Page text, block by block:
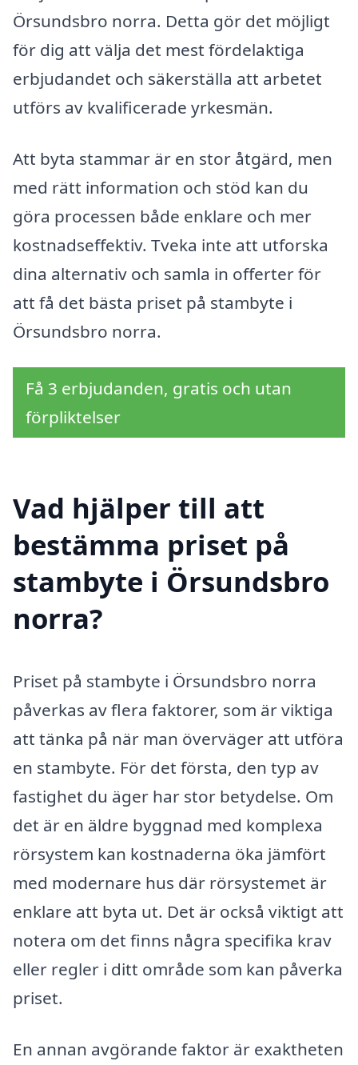
Örsundsbro norra. Detta gör det möjligt
för dig att välja det mest fördelaktiga
erbjudandet och säkerställa att arbetet
utförs av kvalificerade yrkesmän.
Att byta stammar är en stor åtgärd, men
med rätt information och stöd kan du
göra processen både enklare och mer
kostnadseffektiv. Tveka inte att utforska
dina alternativ och samla in offerter för
att få det bästa priset på stambyte i
Örsundsbro norra.
Få 3 erbjudanden, gratis och utan
förpliktelser
Vad hjälper till att
bestämma priset på
stambyte i Örsundsbro
norra?
Priset på stambyte i Örsundsbro norra
påverkas av flera faktorer, som är viktiga
att tänka på när man överväger att utföra
en stambyte. För det första, den typ av
fastighet du äger har stor betydelse. Om
det är en äldre byggnad med komplexa
rörsystem kan kostnaderna öka jämfört
med modernare hus där rörsystemet är
enklare att byta ut. Det är också viktigt att
notera om det finns några specifika krav
eller regler i ditt område som kan påverka
priset.
En annan avgörande faktor är exaktheten